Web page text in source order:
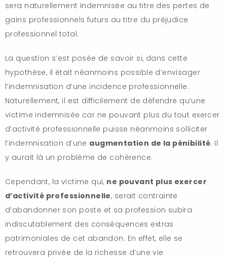
sera naturellement indemnisée au titre des pertes de
gains professionnels futurs au titre du préjudice
professionnel total.
La question s’est posée de savoir si, dans cette
hypothèse, il était néanmoins possible d’envisager
l’indemnisation d’une incidence professionnelle.
Naturellement, il est difficilement de défendre qu’une
victime indemnisée car ne pouvant plus du tout exercer
d’activité professionnelle puisse néanmoins solliciter
l’indemnisation d’une augmentation de la pénibilité. Il
y aurait là un problème de cohérence.
Cependant, la victime qui, ne pouvant plus exercer
d’activité professionnelle, serait contrainte
d’abandonner son poste et sa profession subira
indiscutablement des conséquences extras
patrimoniales de cet abandon. En effet, elle se
retrouvera privée de la richesse d’une vie